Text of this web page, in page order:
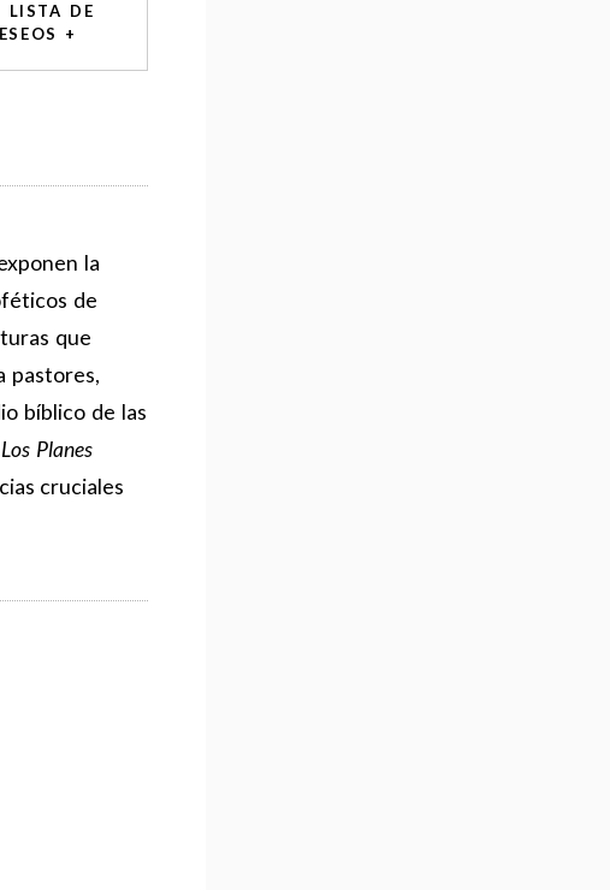
LISTA DE
+
la
de
que
pastores,
bíblico de las
Los Planes
cruciales